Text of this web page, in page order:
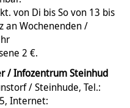
von Di bis So von 13 bis
an Wochenenden /
2 €.
/ Infozentrum Steinhud
/ Steinhude, Tel.:
Internet: